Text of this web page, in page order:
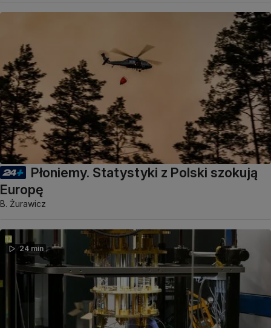
Płoniemy. Statystyki z Polski szokują
Europę
B. Żurawicz
24 min